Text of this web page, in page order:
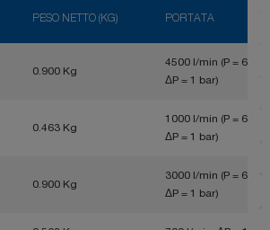
PESO NETTO (KG) PORTATA
0.900 Kg
4500 l/min (P = 6 bar,
ΔP = 1 bar)
0.463 Kg
1000 l/min (P = 6 bar,
ΔP = 1 bar)
0.900 Kg
3000 l/min (P = 6 bar,
ΔP = 1 bar)